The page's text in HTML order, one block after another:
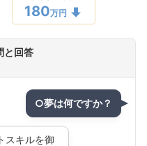
180万円
と回答
○夢は何ですか？
スキルを御